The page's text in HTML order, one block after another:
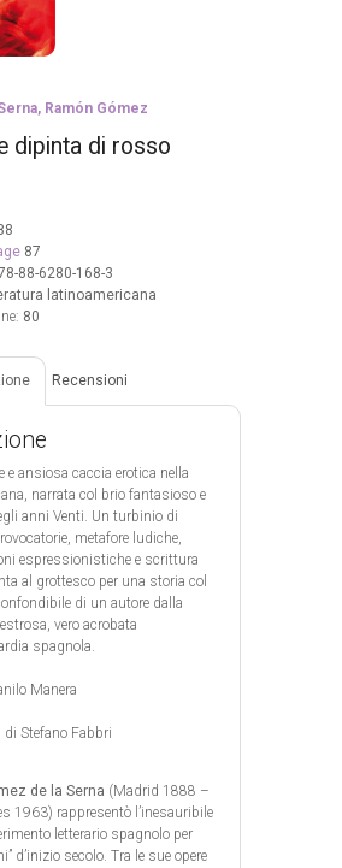
Ramón Gómez
dipinta di rosso
87
88-6280-168-3
latinoamericana
80
Recensioni
e ansiosa caccia erotica nella
narrata col brio fantasioso e
anni Venti. Un turbinio di
metafore ludiche,
espressionistiche e scrittura
al grottesco per una storia col
di un autore dalla
vero acrobata
spagnola.
Manera
di Stefano Fabbri
de la Serna (Madrid 1888 –
1963) rappresentò l’inesauribile
letterario spagnolo per
d’inizio secolo. Tra le sue opere